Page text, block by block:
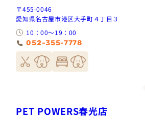
〒455-0046
愛知県名古屋市港区大手町４丁目３
10：00〜19：00
052-355-7778
PET POWERS春光店